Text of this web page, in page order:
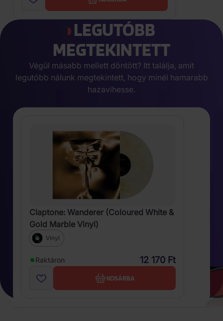
LEGUTÓBB
MEGTEKINTETT
Végül másabb mellett döntött? Itt találja, amit
legutóbb nálunk megtekintett, hogy minél hamarabb
hazavihesse.
Claptone: Wanderer (Coloured White &
Gold Marble Vinyl)
Vinyl
Raktáron 12 170 Ft
KOSÁRBA